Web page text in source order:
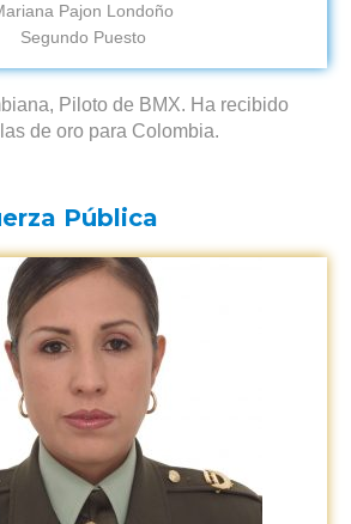
Pajon Londoño
Segundo Puesto
Piloto de BMX. Ha recibido
de oro para Colombia.
Pública